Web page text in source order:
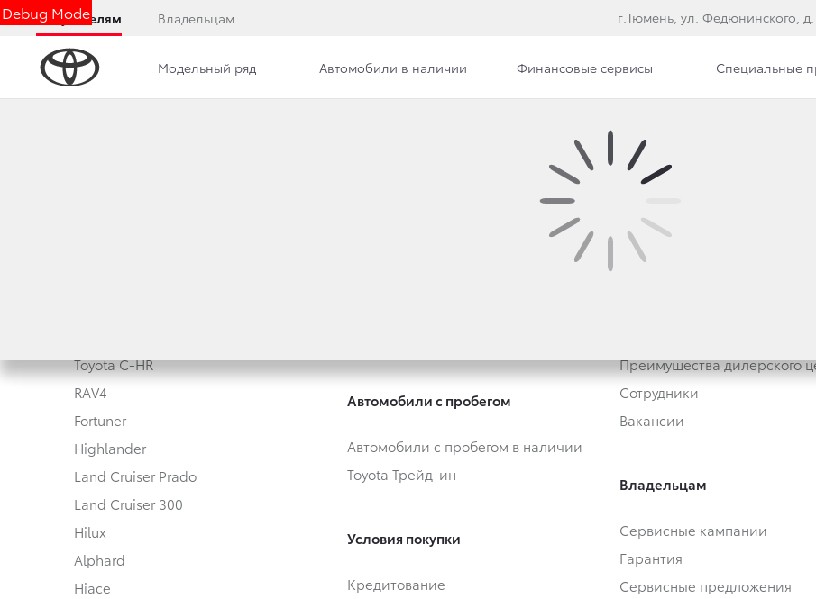
Debug Mode
Покупателям Владельцам г.Тюмень, ул. Федюнинского, д.
Модельный ряд Автомобили в наличии Финансовые сервисы Специальные
Toyota C-HR
RAV4
Fortuner
Highlander
Land Cruiser Prado
Land Cruiser 300
Hilux
Alphard
Hiace
Автомобили с пробегом
Автомобили с пробегом в наличии
Toyota Трейд-ин
Условия покупки
Кредитование
О дилерском центре
Преимущества дилерского
Сотрудники
Вакансии
Владельцам
Сервисные кампании
Гарантия
Сервисные предложения